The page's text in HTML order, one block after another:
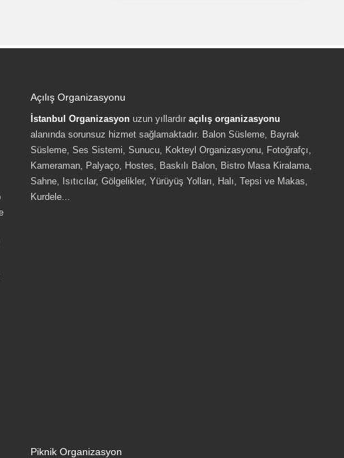
Açılış Organizasyonu
İstanbul Organizasyon uzun yıllardır açılış organizasyonu
alanında sorunsuz hizmet sağlamaktadır. Balon Süsleme, Bayrak
Süsleme, Ses Sistemi, Sunucu, Kokteyl Organizasyonu, Fotoğrafçı,
Kameraman, Palyaço, Hostes, Baskılı Balon, Bistro Masa Kiralama,
Sahne, Isıtıcılar, Gölgelikler, Yürüyüş Yolları, Halı, Tepsi ve Makas,
Kurdele...
Piknik Organizasyon